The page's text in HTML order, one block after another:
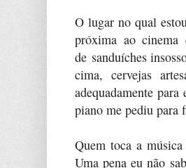
O lugar no qual
próxima ao
de sanduíches
cima, cervejas
adequadamente
piano me pediu para
Quem toca a
Uma pena eu não